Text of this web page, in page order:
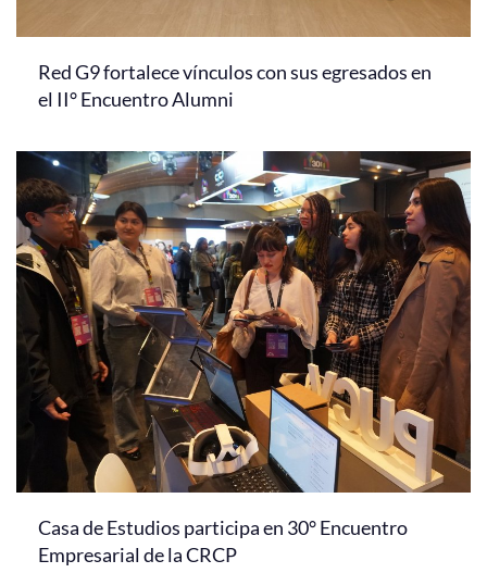
Red G9 fortalece vínculos con sus egresados en
el II° Encuentro Alumni
Casa de Estudios participa en 30° Encuentro
Empresarial de la CRCP